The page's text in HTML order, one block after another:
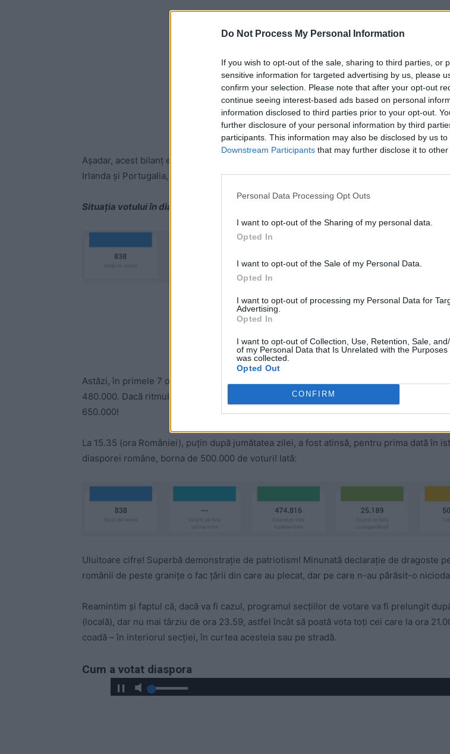
Do Not Process My Personal Information
If you wish to opt-out of the sale, sharing to third parties, or
sensitive information for targeted advertising by us, please
confirm your selection. Please note that after your opt-out
continue seeing interest-based ads based on personal
information disclosed to third parties prior to your opt-out.
further disclosure of your personal information by third
participants. This information may also be disclosed by us
Downstream Participants that may further disclose it to other
Personal Data Processing Opt Outs
I want to opt-out of the Sharing of my personal data.
Opted In
I want to opt-out of the Sale of my Personal Data.
Opted In
I want to opt-out of processing my Personal Data for
Advertising.
Opted In
I want to opt-out of Collection, Use, Retention, Sale,
of my Personal Data that Is Unrelated with the Purposes
was collected.
Opted Out
CONFIRM
Așadar, acest bilanț este făcut după 7 ore de votare și înaintea ultimelor 7 ore. În Marea
Irlanda și Portugalia, mai sunt chiar 8 ore până la închiderea urnelor.
Situația votului în diaspora la ora 15.00 (ora României):
- Advertisement -
Astăzi, în primele 7 ore au votat 180.000 de români din diaspora, ajungându-se la
480.000. Dacă ritmul se va menține, diaspora va trece binișor de 600.000, bătând chiar
650.000!
La 15.35 (ora României), puțin după jumătatea zilei, a fost atinsă, pentru prima dată în
diasporei române, borna de 500.000 de voturi! Iată:
Uluitoare cifre! Superbă demonstrație de patriotism! Minunată declarație de dragoste
românii de peste granițe o fac țării din care au plecat, dar pe care n-au părăsit-o
Reamintim și faptul că, dacă va fi cazul, programul secțiilor de votare va fi prelungit
(locală), dar nu mai târziu de ora 23.59, astfel încât să poată vota toți cei care la ora
coadă – în interiorul secției, în curtea acesteia sau pe stradă.
Cum a votat diaspora